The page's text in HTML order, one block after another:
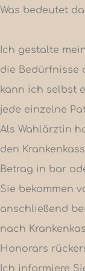
Was bedeutet
Ich gestalte
die Bedürfnisse
kann ich selbst
jede einzelne
Als Wahlärztin
den
Betrag in bar
Sie bekommen
anschließend
nach
Honorars
Ich informiere